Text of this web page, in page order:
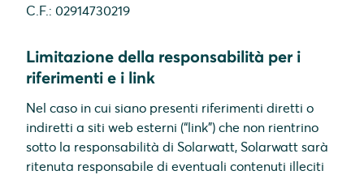
C.F.: 02914730219
Limitazione della responsabilità per i
riferimenti e i link
Nel caso in cui siano presenti riferimenti diretti o
indiretti a siti web esterni (“link”) che non rientrino
sotto la responsabilità di Solarwatt, Solarwatt sarà
ritenuta responsabile di eventuali contenuti illeciti